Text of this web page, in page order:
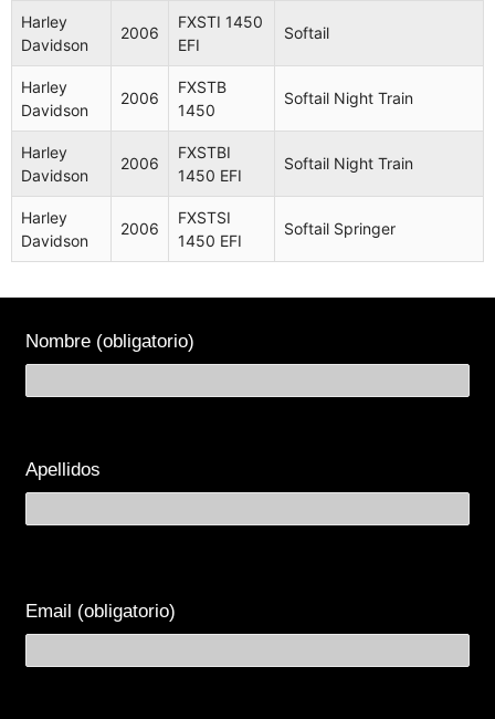
Harley
Davidson
2006
FXSTI 1450
EFI
Softail
Harley
Davidson
2006
FXSTB
1450
Softail Night Train
Harley
Davidson
2006
FXSTBI
1450 EFI
Softail Night Train
Harley
Davidson
2006
FXSTSI
1450 EFI
Softail Springer
Nombre (obligatorio)
Apellidos
Email (obligatorio)